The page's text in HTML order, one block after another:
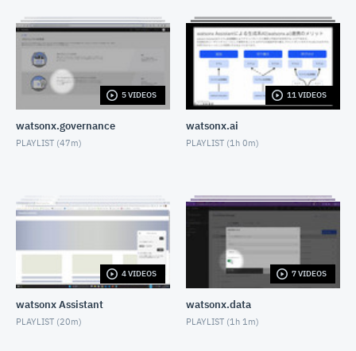
【初級】InstanaでWebアプリケーション(JavaScript
編)の障害原因を特定する。
JUNE 22, 2023
InstanaでAWS Serverlessアプリを可視化しよう！
Lambda編
20230628 Instana Overview in 30sec
Instanaでモバイルアプリのシナリオ監視を行う
JUNE 30, 2023
InstanaでSLO/SLI監視のカスタムダッシュボードを
作成する
JULY 7, 2023
Turbonomicを使ってサステナブル・ダッシュボード
5 VIDEOS
watsonx.governance
PLAYLIST (47m)
11 VIDEOS
watsonx.ai
PLAYLIST (1h 0m)
4 VIDEOS
watsonx Assistant
PLAYLIST (20m)
7 VIDEOS
watsonx.data
PLAYLIST (1h 1m)